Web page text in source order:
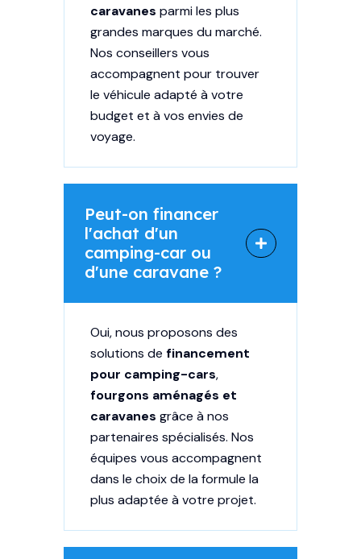
caravanes parmi les plus
grandes marques du marché.
Nos conseillers vous
accompagnent pour trouver
le véhicule adapté à votre
budget et à vos envies de
voyage.
Peut-on financer
l'achat d'un
camping-car ou
d'une caravane ?
Oui, nous proposons des
solutions de financement
pour camping-cars,
fourgons aménagés et
caravanes grâce à nos
partenaires spécialisés. Nos
équipes vous accompagnent
dans le choix de la formule la
plus adaptée à votre projet.